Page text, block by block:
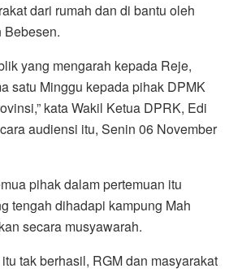
dari rumah dan di bantu oleh
Bebesen.
yang mengarah kepada Reje,
satu Minggu kepada pihak DPMK
kata Wakil Ketua DPRK, Edi
audiensi itu, Senin 06 November
pihak dalam pertemuan itu
tengah dihadapi kampung Mah
secara musyawarah.
tak berhasil, RGM dan masyarakat